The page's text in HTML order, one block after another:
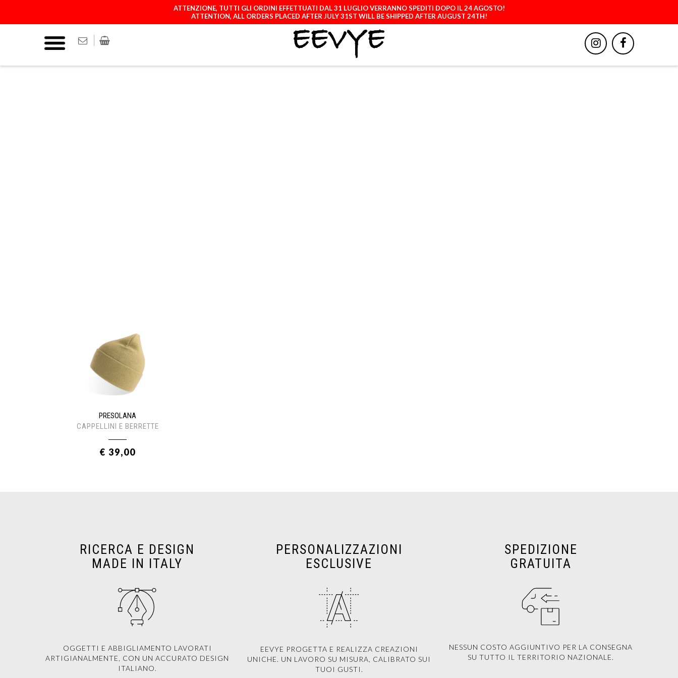
ATTENZIONE, TUTTI GLI ORDINI EFFETTUATI DAL 31 LUGLIO VERRANNO SPEDITI DOPO IL 24 AGOSTO!
ATTENTION, ALL ORDERS PLACED AFTER JULY 31ST WILL BE SHIPPED AFTER AUGUST 24TH!
LICENCES ACCESSORI
PRESOLANA
CAPPELLINI E BERRETTE
€ 39,00
RICERCA E DESIGN
MADE IN ITALY
OGGETTI E ABBIGLIAMENTO LAVORATI
ARTIGIANALMENTE, CON UN ACCURATO DESIGN
ITALIANO.
PERSONALIZZAZIONI
ESCLUSIVE
EEVYE PROGETTA E REALIZZA CREAZIONI
UNICHE. UN LAVORO SU MISURA, CALIBRATO SUI
TUOI GUSTI.
SPEDIZIONE
GRATUITA
NESSUN COSTO AGGIUNTIVO PER LA CONSEGNA
SU TUTTO IL TERRITORIO NAZIONALE.